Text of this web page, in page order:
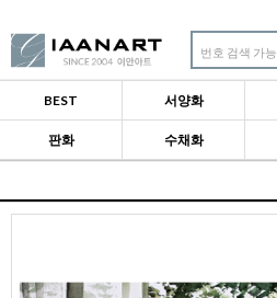
번호 검색 가능
BEST 서양화
판화 수채화